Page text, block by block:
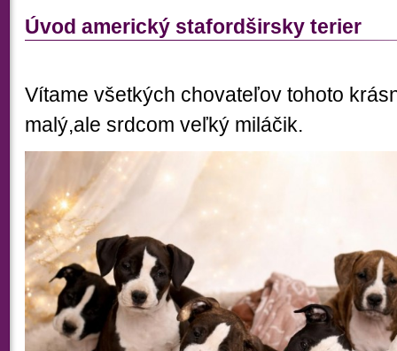
Úvod americký stafordširsky terier
Vítame všetkých chovateľov tohoto
malý,ale srdcom veľký miláčik.